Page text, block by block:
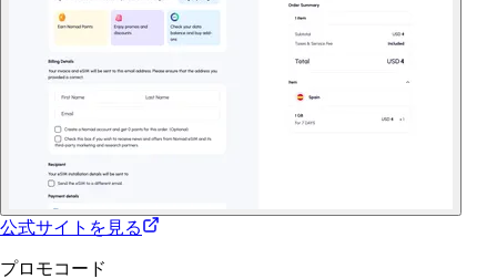
公式サイトを見る
プロモコード